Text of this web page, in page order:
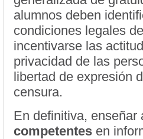
alumnos deben
condiciones legales
incentivarse las
privacidad de las
libertad de expresión
censura.
En definitiva,
competentes en